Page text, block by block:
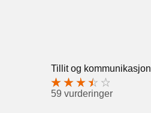
Tillit og kommunikasjon
59 vurderinger